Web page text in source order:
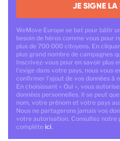
JE SIGNE LA
WeMove Europe se bat pour bâtir
besoin de héros comme vous pour
plus de 700 000 citoyens. En
plus grand nombre de campagnes
Inscrivez-vous pour en savoir plus
l'exige dans votre pays, nous vous
confirmer l'ajout de vos données à
En choisissant « Oui », vous
données personnelles. Il se peut
nom, votre prénom et votre pays
Nous ne partagerons jamais vos
votre autorisation. Consultez
complète ici.